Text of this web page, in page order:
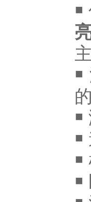
￭
￭
￭
￭
￭
￭